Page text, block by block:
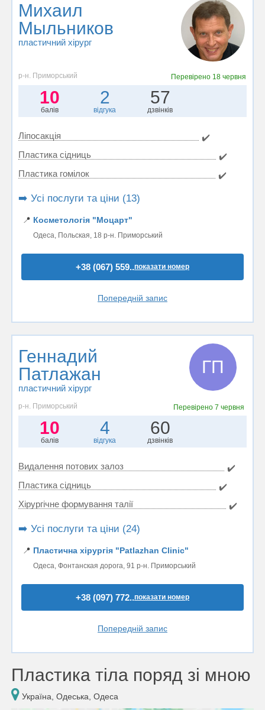
Михаил
Мыльников
пластичний хірург
р-н. Приморський Перевірено 18 червня
10
балів
2
відгука
57
дзвінків
Ліпосакція
✔️
Пластика сідниць
✔️
Пластика гомілок
✔️
➡️ Усі послуги та ціни (13)
📍 Косметологія "Моцарт"
Одеса, Польская, 18 р-н. Приморський
+38 (067) 559..показати номер
Попередній запис
Геннадий
Патлажан
пластичний хірург
ГП
р-н. Приморський Перевірено 7 червня
10
балів
4
відгука
60
дзвінків
Видалення потових залоз
✔️
Пластика сідниць
✔️
Хірургічне формування талії
✔️
➡️ Усі послуги та ціни (24)
📍 Пластична хірургія "Patlazhan Clinic"
Одеса, Фонтанская дорога, 91 р-н. Приморський
+38 (097) 772..показати номер
Попередній запис
Пластика тіла поряд зі мною
Україна, Одеська, Одеса